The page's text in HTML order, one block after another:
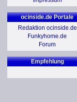
ocinside.de Portale
Redaktion ocinside.de
Funkyhome.de
Forum
Empfehlung